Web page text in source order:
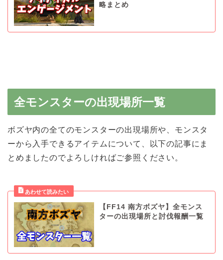
略まとめ
全モンスターの出現場所一覧
ボズヤ内の全てのモンスターの出現場所や、モンスタ
ーから入手できるアイテムについて、以下の記事にま
とめましたのでよろしければご参照ください。
【FF14 南方ボズヤ】全モンス
ターの出現場所と討伐報酬一覧